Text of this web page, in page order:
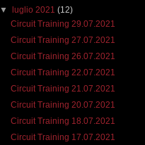
▼
luglio 2021(12)
Circuit Training 29.07.2021
Circuit Training 27.07.2021
Circuit Training 26.07.2021
Circuit Training 22.07.2021
Circuit Training 21.07.2021
Circuit Training 20.07.2021
Circuit Training 18.07.2021
Circuit Training 17.07.2021